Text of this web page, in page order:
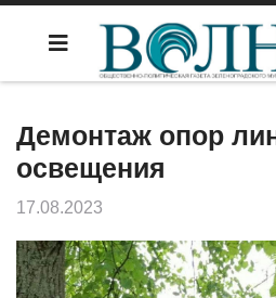
Демонтаж опор
освещения
17.08.2023